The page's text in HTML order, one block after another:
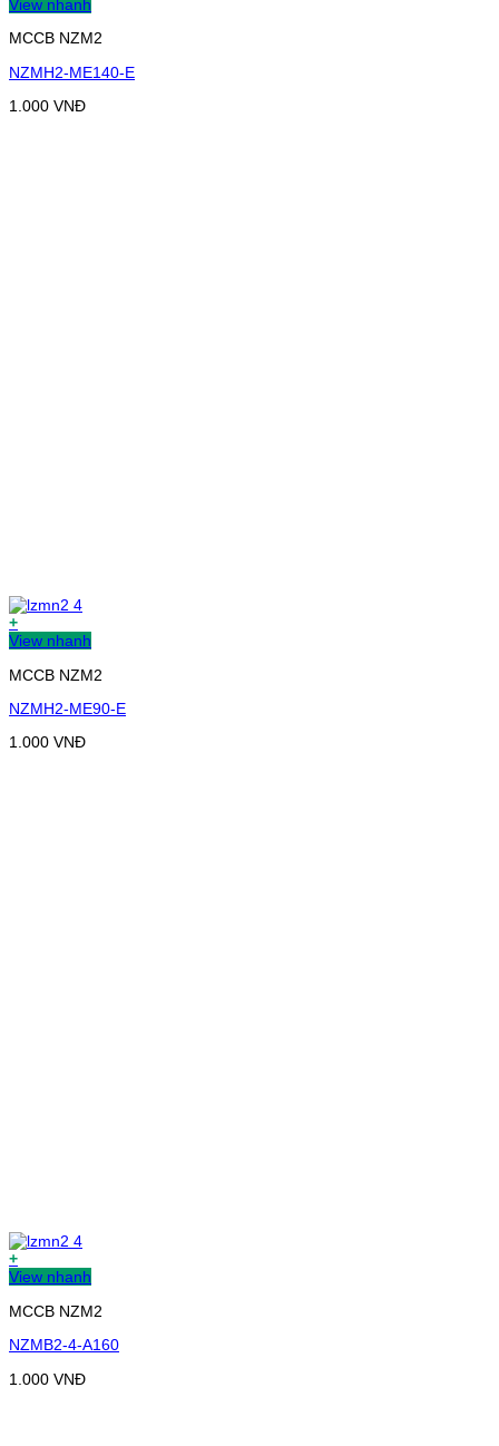
View nhanh
MCCB NZM2
NZMH2-ME140-E
1.000 VNĐ
+
View nhanh
MCCB NZM2
NZMH2-ME90-E
1.000 VNĐ
+
View nhanh
MCCB NZM2
NZMB2-4-A160
1.000 VNĐ